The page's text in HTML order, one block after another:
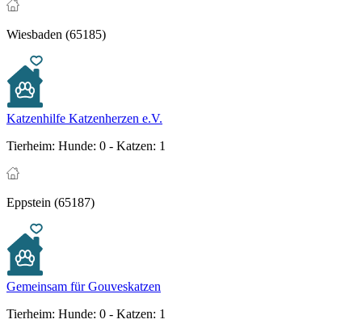
Wiesbaden (65185)
Katzenhilfe Katzenherzen e.V.
Tierheim: Hunde: 0 - Katzen: 1
Eppstein (65187)
Gemeinsam für Gouveskatzen
Tierheim: Hunde: 0 - Katzen: 1